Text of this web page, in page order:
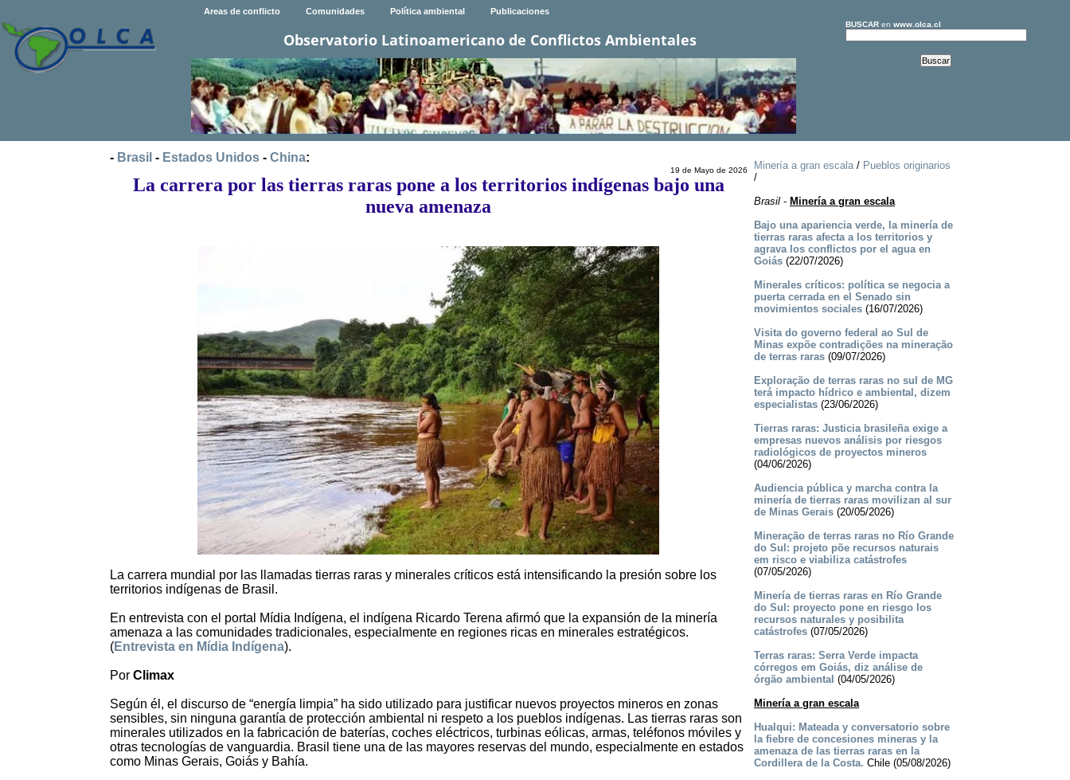
Areas de conflicto Comunidades Política ambiental Publicaciones
Observatorio Latinoamericano de Conflictos Ambientales
BUSCARen www.olca.cl
- Brasil - Estados Unidos - China:
19 de Mayo de 2026
La carrera por las tierras raras pone a los territorios indígenas bajo una
nueva amenaza
La carrera mundial por las llamadas tierras raras y minerales críticos está intensificando la presión sobre los
territorios indígenas de Brasil.
En entrevista con el portal Mídia Indígena, el indígena Ricardo Terena afirmó que la expansión de la minería
amenaza a las comunidades tradicionales, especialmente en regiones ricas en minerales estratégicos.
(Entrevista en Mídia Indígena).
Por Climax
Según él, el discurso de “energía limpia” ha sido utilizado para justificar nuevos proyectos mineros en zonas
sensibles, sin ninguna garantía de protección ambiental ni respeto a los pueblos indígenas. Las tierras raras son
minerales utilizados en la fabricación de baterías, coches eléctricos, turbinas eólicas, armas, teléfonos móviles y
otras tecnologías de vanguardia. Brasil tiene una de las mayores reservas del mundo, especialmente en estados
como Minas Gerais, Goiás y Bahía.
Minería a gran escala/ Pueblos originarios
/
Brasil- Minería a gran escala
Bajo una apariencia verde, la minería de
tierras raras afecta a los territorios y
agrava los conflictos por el agua en
Goiás(22/07/2026)
Minerales críticos: política se negocia a
puerta cerrada en el Senado sin
movimientos sociales(16/07/2026)
Visita do governo federal ao Sul de
Minas expõe contradições na mineração
de terras raras(09/07/2026)
Exploração de terras raras no sul de MG
terá impacto hídrico e ambiental, dizem
especialistas(23/06/2026)
Tierras raras: Justicia brasileña exige a
empresas nuevos análisis por riesgos
radiológicos de proyectos mineros
(04/06/2026)
Audiencia pública y marcha contra la
minería de tierras raras movilizan al sur
de Minas Gerais(20/05/2026)
Mineração de terras raras no Río Grande
do Sul: projeto põe recursos naturais
em risco e viabiliza catástrofes
(07/05/2026)
Minería de tierras raras en Río Grande
do Sul: proyecto pone en riesgo los
recursos naturales y posibilita
catástrofes(07/05/2026)
Terras raras: Serra Verde impacta
córregos em Goiás, diz análise de
órgão ambiental (04/05/2026)
Minería a gran escala
Hualqui: Mateada y conversatorio sobre
la fiebre de concesiones mineras y la
amenaza de las tierras raras en la
Cordillera de la Costa. Chile (05/08/2026)